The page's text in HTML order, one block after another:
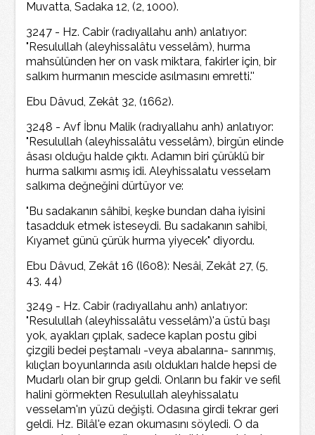
Muvatta, Sadaka 12, (2, 1000).
3247 - Hz. Cabir (radıyallahu anh) anlatıyor:
"Resulullah (aleyhissalâtu vesselâm), hurma
mahsülünden her on vask miktara, fakirler için, bir
salkım hurmanın mescide asılmasını emretti.''
Ebu Dâvud, Zekât 32, (1662).
3248 - Avf İbnu Malik (radıyallahu anh) anlatıyor:
"Resulullah (aleyhissalâtu vesselâm), birgün elinde
âsası olduğu halde çıktı. Adamın biri çürüklü bir
hurma salkımı asmış idi. Aleyhissalatu vesselam
salkıma değneğini dürtüyor ve:
"Bu sadakanın sâhibi, keşke bundan daha iyisini
tasadduk etmek isteseydi. Bu sadakanın sahibi,
Kıyamet günü çürük hurma yiyecek" diyordu.
Ebu Dâvud, Zekât 16 (l608): Nesâi, Zekât 27, (5,
43, 44)
3249 - Hz. Cabir (radıyallahu anh) anlatıyor:
"Resulullah (aleyhissalâtu vesselâm)'a üstü başı
yok, ayakları çıplak, sadece kaplan postu gibi
çizgili bedei peştamalı -veya abalarına- sarınmış,
kılıçları boyunlarında asılı oldukları halde hepsi de
Mudarlı olan bir grup geldi. Onların bu fakir ve sefil
halini görmekten Resulullah aleyhissalatu
vesselam'ın yüzü değişti. Odasına girdi tekrar geri
geldi. Hz. Bilâl'e ezan okumasını söyledi. O da